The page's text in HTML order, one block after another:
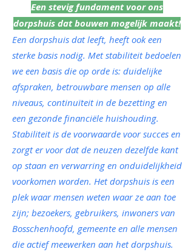
Een stevig fundament voor ons
dorpshuis dat bouwen mogelijk maakt!
Een dorpshuis dat leeft, heeft ook een
sterke basis nodig. Met stabiliteit bedoelen
we een basis die op orde is: duidelijke
afspraken, betrouwbare mensen op alle
niveaus, continuïteit in de bezetting en
een gezonde financiële huishouding.
Stabiliteit is de voorwaarde voor succes en
zorgt er voor dat de neuzen dezelfde kant
op staan en verwarring en onduidelijkheid
voorkomen worden. Het dorpshuis is een
plek waar mensen weten waar ze aan toe
zijn; bezoekers, gebruikers, inwoners van
Bosschenhoofd, gemeente en alle mensen
die actief meewerken aan het dorpshuis.